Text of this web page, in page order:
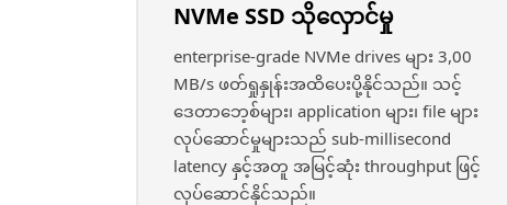
NVMe SSD သိုလှောင်မှု
enterprise-grade NVMe drives များ 3,00
MB/s ဖတ်ရှုနှုန်းအထိပေးပို့နိုင်သည်။ သင့်
ဒေတာဘေ့စ်များ၊ application များ၊ file များ
လုပ်ဆောင်မှုများသည် sub-millisecond
latency နှင့်အတူ အမြင့်ဆုံး throughput ဖြင့်
လုပ်ဆောင်နိုင်သည်။